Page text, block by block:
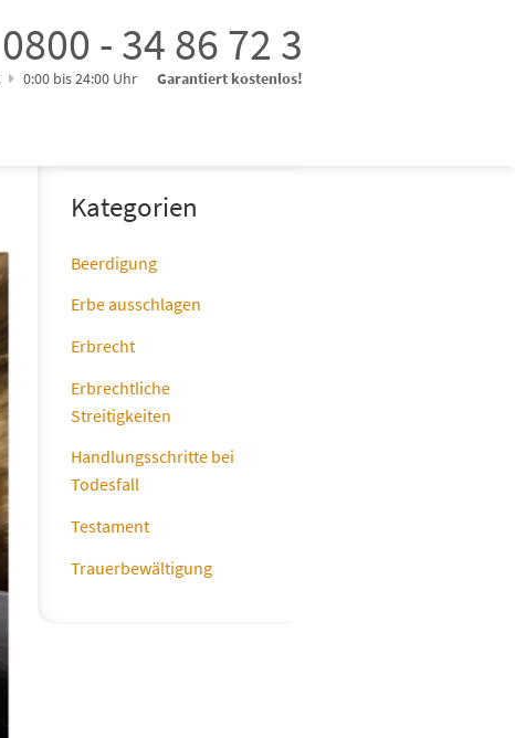
0800 - 34 86 72 3
0:00 bis 24:00 Uhr Garantiert kostenlos!
Kategorien
Beerdigung
Erbe ausschlagen
Erbrecht
Erbrechtliche
Streitigkeiten
Handlungsschritte bei
Todesfall
Testament
Trauerbewältigung